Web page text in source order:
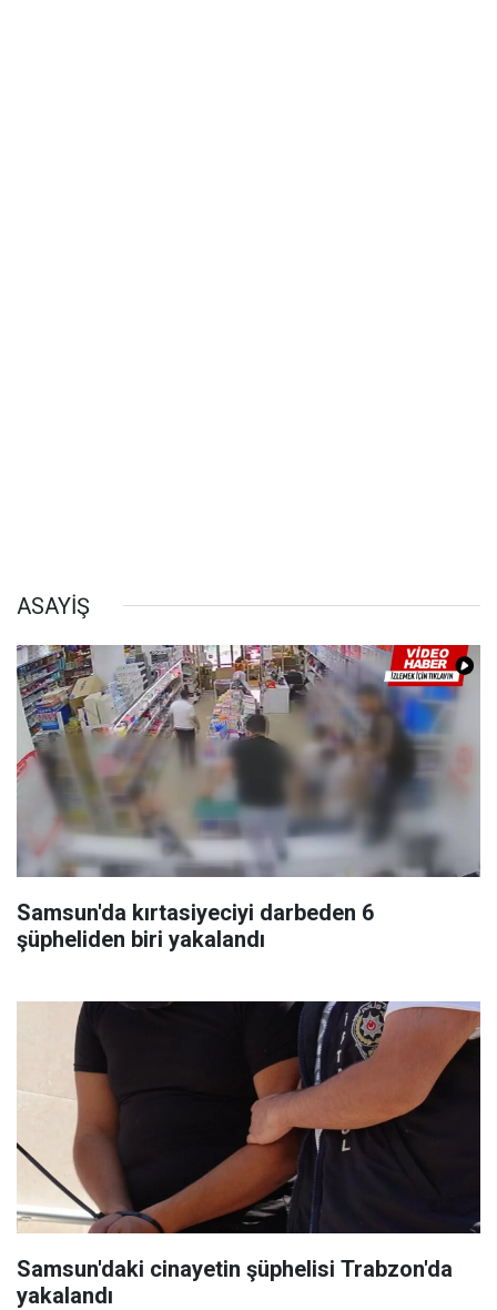
ASAYİŞ
Samsun'da kırtasiyeciyi darbeden 6
şüpheliden biri yakalandı
Samsun'daki cinayetin şüphelisi Trabzon'da
yakalandı